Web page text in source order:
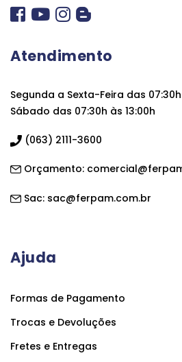
Atendimento
Segunda a Sexta-Feira das 07:30h
Sábado das 07:30h às 13:00h
(063) 2111-3600
Orçamento:
Sac: sac@ferpam.com.br
Ajuda
Formas de Pagamento
Trocas e Devoluções
Fretes e Entregas